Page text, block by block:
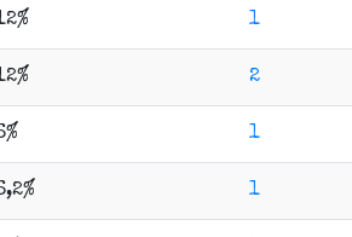
1
2
1
1